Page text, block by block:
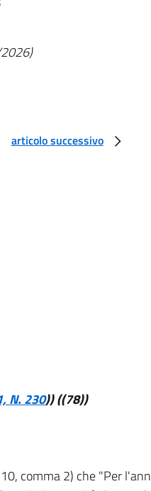
articolo successivo
N. 230))((78))
comma 2) che "Per